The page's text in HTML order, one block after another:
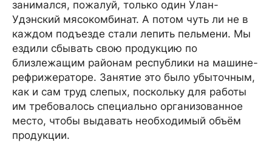
занимался, пожалуй, только один Улан-
Удэнский мясокомбинат. А потом чуть ли не в
каждом подъезде стали лепить пельмени. Мы
ездили сбывать свою продукцию по
близлежащим районам республики на машине-
рефрижераторе. Занятие это было убыточным,
как и сам труд слепых, поскольку для работы
им требовалось специально организованное
место, чтобы выдавать необходимый объём
продукции.